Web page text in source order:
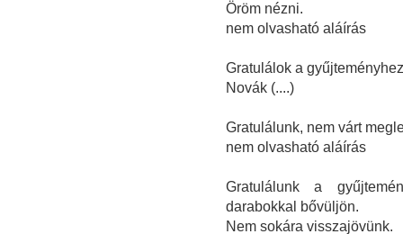
Öröm nézni.
nem olvasható aláírás
Gratulálok a
Novák (....)
Gratulálunk, nem várt
nem olvasható aláírás
Gratulálunk a
darabokkal bővüljön.
Nem sokára visszajövünk.